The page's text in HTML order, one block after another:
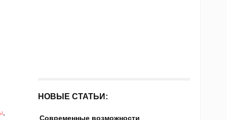
НОВЫЕ СТАТЬИ:
Современные возможности